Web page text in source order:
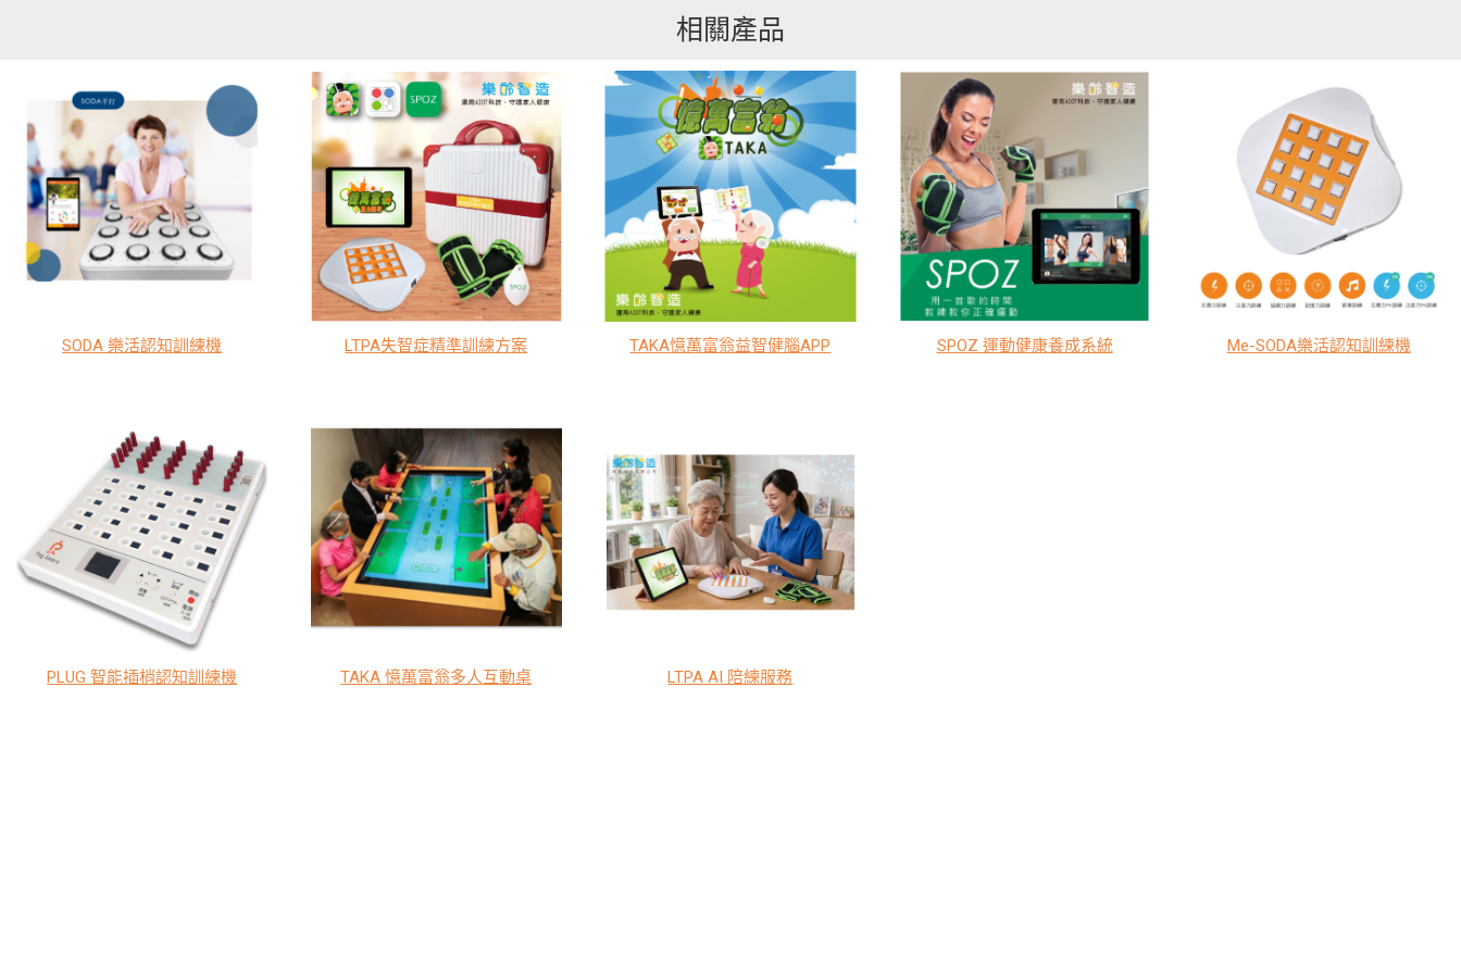
相關產品
SODA 樂活認知訓練機 LTPA失智症精準訓練方案 TAKA憶萬富翁益智健腦APP SPOZ 運動健康養成系統 Me-SODA樂活認知訓練機
PLUG 智能插梢認知訓練機 TAKA 憶萬富翁多人互動桌 LTPA AI 陪練服務